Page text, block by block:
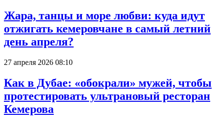
Жара, танцы и море любви: куда идут
отжигать кемеровчане в самый летний
день апреля?
27 апреля 2026 08:10
Как в Дубае: «обокрали» мужей, чтобы
протестировать ультрановый ресторан
Кемерова